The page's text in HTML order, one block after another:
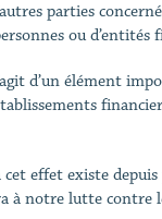
parties
ou d’entités
d’un élément
effet existe
à notre lutte contre